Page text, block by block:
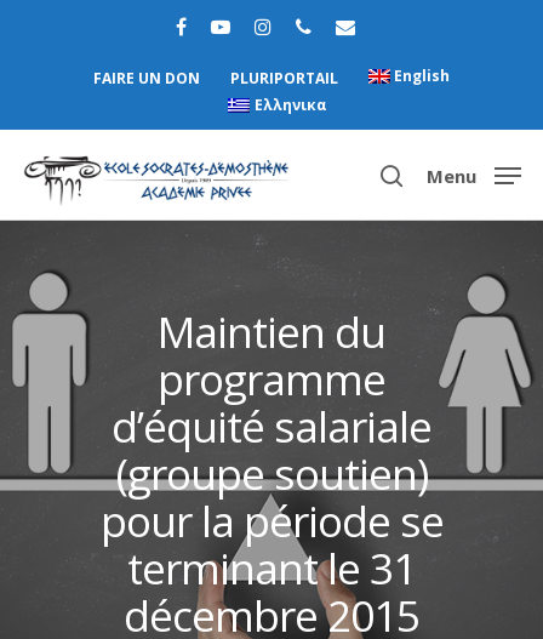
FAIRE UN DON PLURIPORTAIL
English
Ελληνικα
Menu
Maintien du
programme
d’équité salariale
(groupe soutien)
pour la période se
terminant le 31
décembre 2015